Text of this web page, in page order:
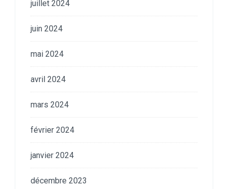
juillet 2024
juin 2024
mai 2024
avril 2024
mars 2024
février 2024
janvier 2024
décembre 2023